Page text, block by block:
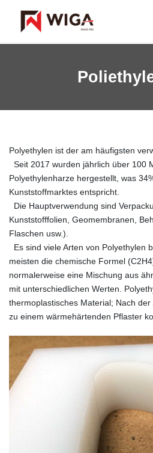
Polyethylen ist der am häufigsten
Seit 2017 wurden jährlich über 100
Polyethylenharze hergestellt, was
Kunststoffmarktes entspricht.
Die Hauptverwendung sind
Kunststofffolien, Geomembranen,
Flaschen usw.).
Es sind viele Arten von Polyethylen
meisten die chemische Formel
normalerweise eine Mischung aus
mit unterschiedlichen Werten.
thermoplastisches Material; Nach
zu einem wärmehärtenden Pflaster